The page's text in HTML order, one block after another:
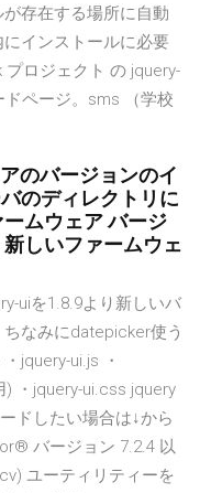
存在する場所に自動
インストールに必要
ロジェクト の jquery-
ページ。sms （学校
のバージョンのイ
のディレクトリに
ムウェア バージ
しいファームウェ
uiを1.8.9より新しいバ
なみにdatepicker使う
jquery-ui.js ・
) ・jquery-ui.css jquery
ドしたい場合は↓から
バージョン 7.2.4 以
ユーティリティーを